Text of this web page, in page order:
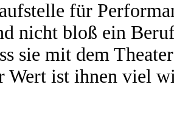
für
nicht bloß ein
sie mit dem
Wert ist ihnen viel